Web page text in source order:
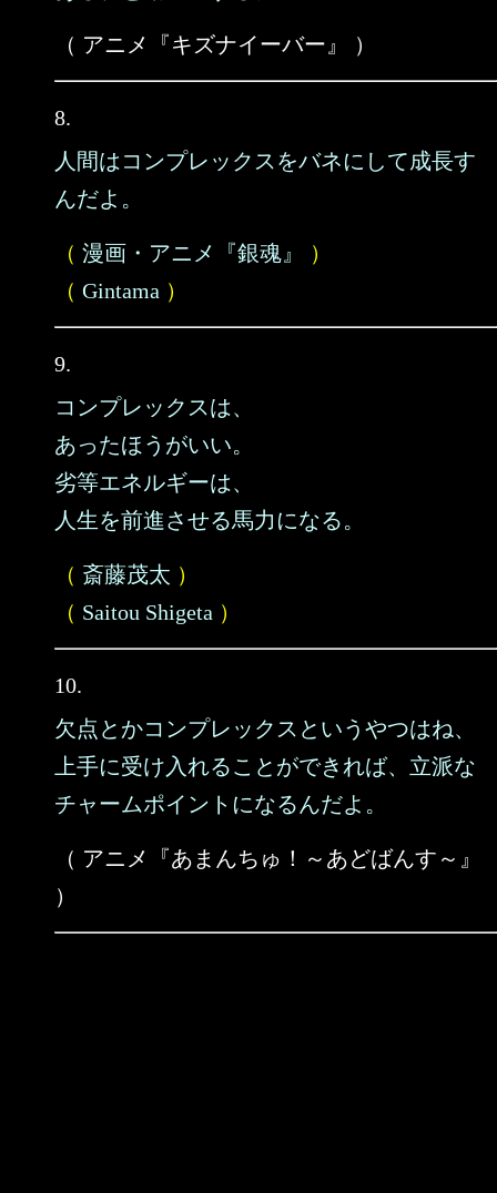
（ アニメ『キズナイーバー』 ）
8.
人間はコンプレックスをバネにして成長す
んだよ。
（ 漫画・アニメ『銀魂』
）
（ Gintama ）
9.
コンプレックスは、
あったほうがいい。
劣等エネルギーは、
人生を前進させる馬力になる。
（ 斎藤茂太 ）
（ Saitou Shigeta ）
10.
欠点とかコンプレックスというやつはね、
上手に受け入れることができれば、立派な
チャームポイントになるんだよ。
（ アニメ『あまんちゅ！～あどばんす～』
）